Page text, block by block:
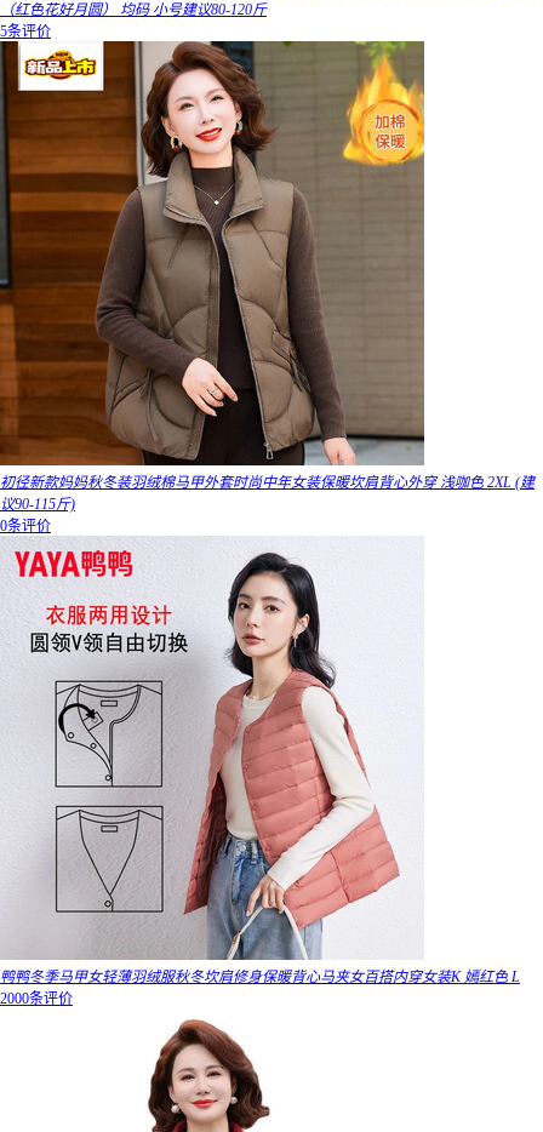
（红色花好月圆） 均码 小号建议80-120斤
5条评价
初径新款妈妈秋冬装羽绒棉马甲外套时尚中年女装保暖坎肩背心外穿 浅咖色 2XL (建
议90-115斤)
0条评价
鸭鸭冬季马甲女轻薄羽绒服秋冬坎肩修身保暖背心马夹女百搭内穿女装K 嫣红色 L
2000条评价